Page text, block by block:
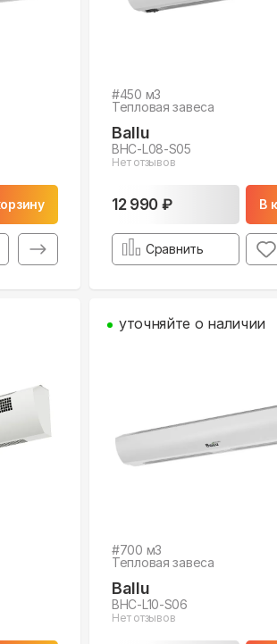
#450 м3
Тепловая завеса
Ballu
BHC-L08-S05
Нет отзывов
12 990 ₽ В
Сравнить
#700 м3
Тепловая завеса
Ballu
BHC-L10-S06
Нет отзывов
уточняйте о наличии